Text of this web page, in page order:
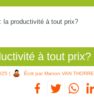
la productivité à tout prix?
à tout prix?
| Écrit par Manon VAN THORRE